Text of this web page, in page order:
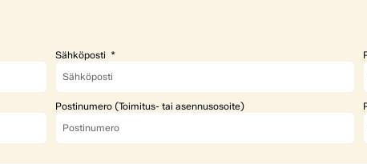
Sähköposti
Postinumero (Toimitus- tai asennusosoite)